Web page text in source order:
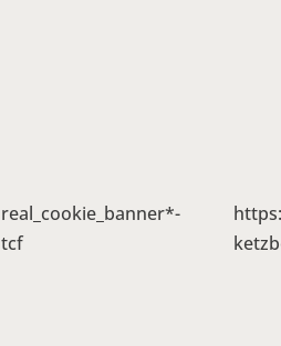
real_cookie_banner*-
tcf